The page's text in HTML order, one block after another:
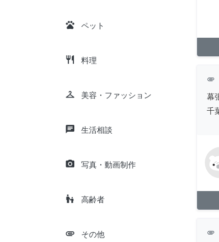
pets ペット
restaurant 料理
checkroom 美容・ファッション
chat 生活相談
camera_alt 写真・動画制作
escalator_warning 高齢者
attachment その他
attachment
幕
千
attachment